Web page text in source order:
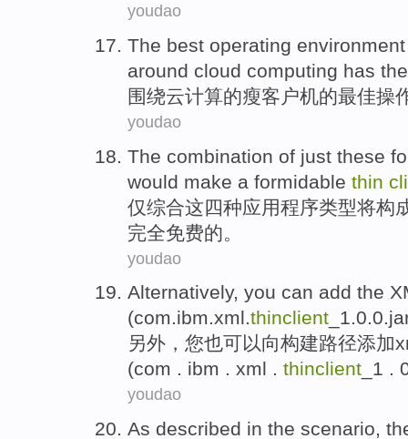
youdao
The best operating environment
around cloud computing has
围绕云计算的瘦客户机的最佳操
youdao
The combination of just these
would make a formidable thin
仅综合这四种应用程序类型将构
完全免费的。
youdao
Alternatively, you can add the
(com.ibm.xml.thinclient
另外 ， 您也可以向构建路径添加
(com . ibm . xml . thinclient _1 .
youdao
As described in the scenario,